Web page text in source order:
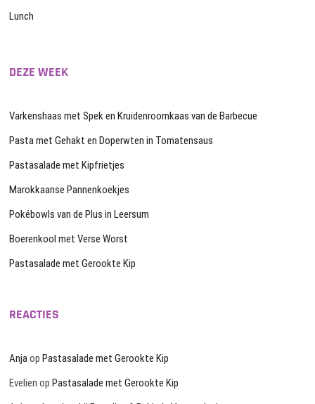
Lunch
DEZE WEEK
Varkenshaas met Spek en Kruidenroomkaas van de Barbecue
Pasta met Gehakt en Doperwten in Tomatensaus
Pastasalade met Kipfrietjes
Marokkaanse Pannenkoekjes
Pokébowls van de Plus in Leersum
Boerenkool met Verse Worst
Pastasalade met Gerookte Kip
REACTIES
AnjaopPastasalade met Gerookte Kip
Evelien opPastasalade met Gerookte Kip